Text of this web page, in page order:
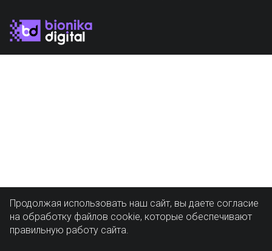
Продолжая использовать наш сайт, вы даете согласие
на обработку файлов cookie, которые обеспечивают
правильную работу сайта.